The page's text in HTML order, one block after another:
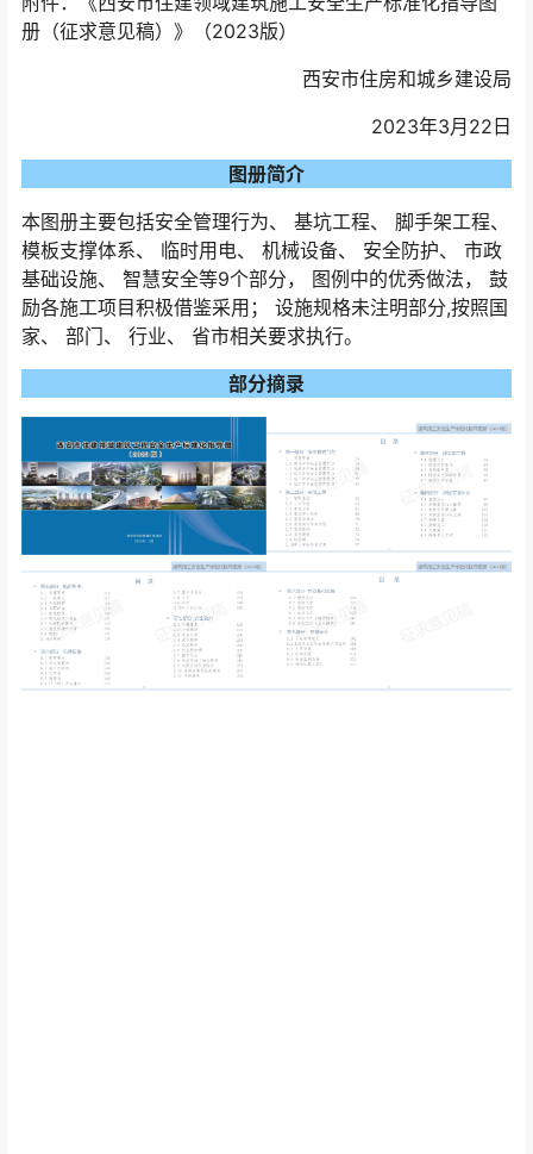
册（征求意见稿）》（2023版）
西安市住房和城乡建设局
2023年3月22日
图册简介
本图册主要包括安全管理行为、 基坑工程、 脚手架工程、
模板支撑体系、 临时用电、 机械设备、 安全防护、 市政
基础设施、 智慧安全等9个部分， 图例中的优秀做法， 鼓
励各施工项目积极借鉴采用； 设施规格未注明部分,按照国
家、 部门、 行业、 省市相关要求执行。
部分摘录